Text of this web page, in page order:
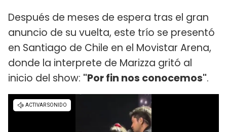
Después de meses de espera tras el gran
anuncio de su vuelta, este trío se presentó
en Santiago de Chile en el Movistar Arena,
donde la interprete de Marizza gritó al
inicio del show: "Por fin nos conocemos".